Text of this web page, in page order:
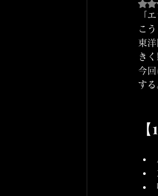
「
こ
東
きく
今
する